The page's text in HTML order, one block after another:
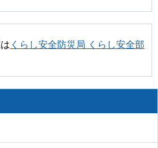
くらし安全防災局 くらし安全部